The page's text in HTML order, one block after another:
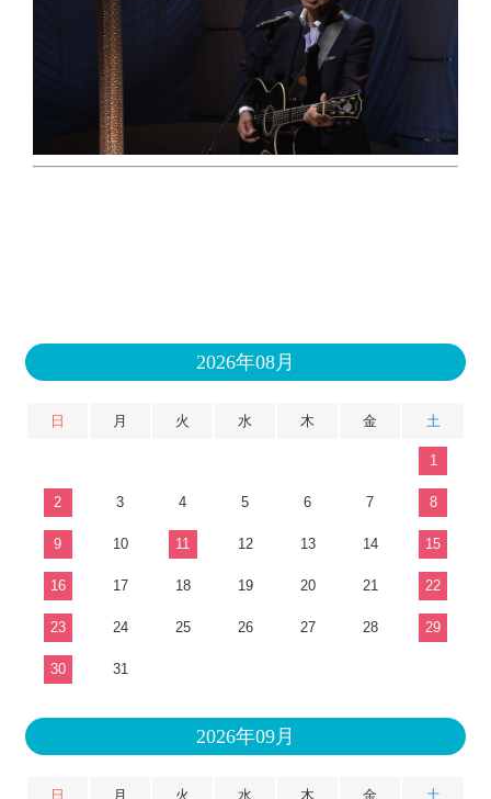
2026年08月
日 月 火 水 木 金 土
1
2 3 4 5 6 7 8
9 10 11 12 13 14 15
16 17 18 19 20 21 22
23 24 25 26 27 28 29
30 31
2026年09月
日 月 火 水 木 金 土